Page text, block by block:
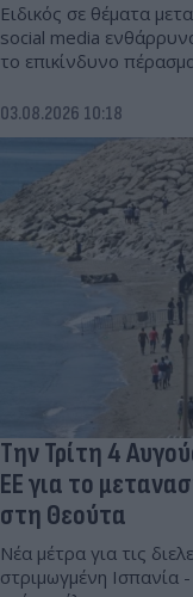
Ειδικός σε θέματα
social media
το επικίνδυνο
03.08.2026 10:18
Την Τρίτη 4
ΕΕ για το
στη Θεούτα
Νέα μέτρα για τις
στριμωγμένη Ισπανία